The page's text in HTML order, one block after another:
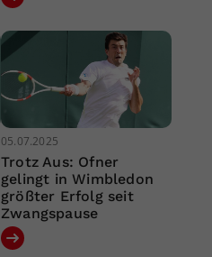
05.07.2025
Trotz Aus: Ofner
gelingt in Wimbledon
größter Erfolg seit
Zwangspause